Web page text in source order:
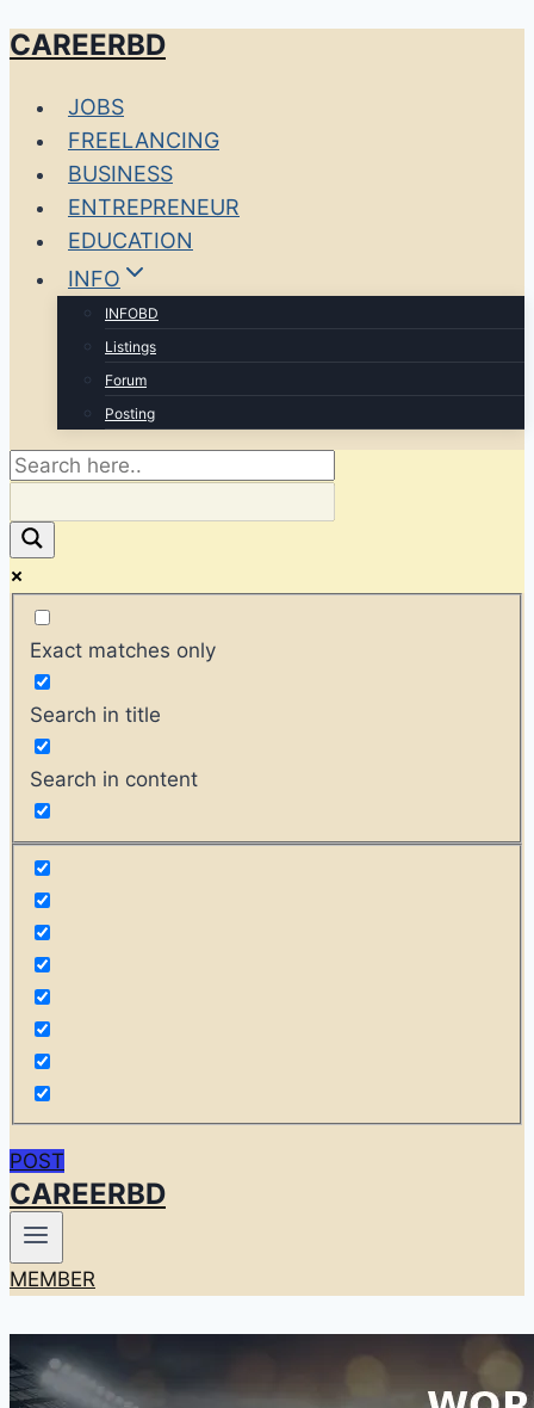
Skip
content
CAREERBD
JOBS
FREELANCING
BUSINESS
ENTREPRENEUR
EDUCATION
INFO
INFOBD
Listings
Forum
Posting
Exact matches only
Search in title
Search in content
POST
CAREERBD
MEMBER